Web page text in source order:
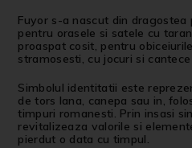
Fuyor s-a nascut din
pentru orasele si satele cu
proaspat cosit, pentru
stramosesti, cu jocuri si
Simbolul identitatii este
de tors lana, canepa sau in,
timpuri romanesti. Prin insasi
revitalizeaza valorile si
pierdut o data cu timpul.